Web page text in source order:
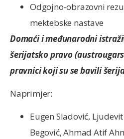
Odgojno-obrazovni
mektebske nastave
Domaći i međunarodni
šerijatsko pravo
pravnici koji su se bavili
Naprimjer:
Eugen Sladović,
Begović, Ahmad Atif